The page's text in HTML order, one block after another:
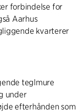
forbindelse for
Aarhus
kvarterer
teglmure
under
efterhånden som